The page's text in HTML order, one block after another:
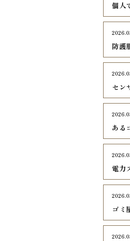
個人
防護
セン
ある
電力
ゴミ